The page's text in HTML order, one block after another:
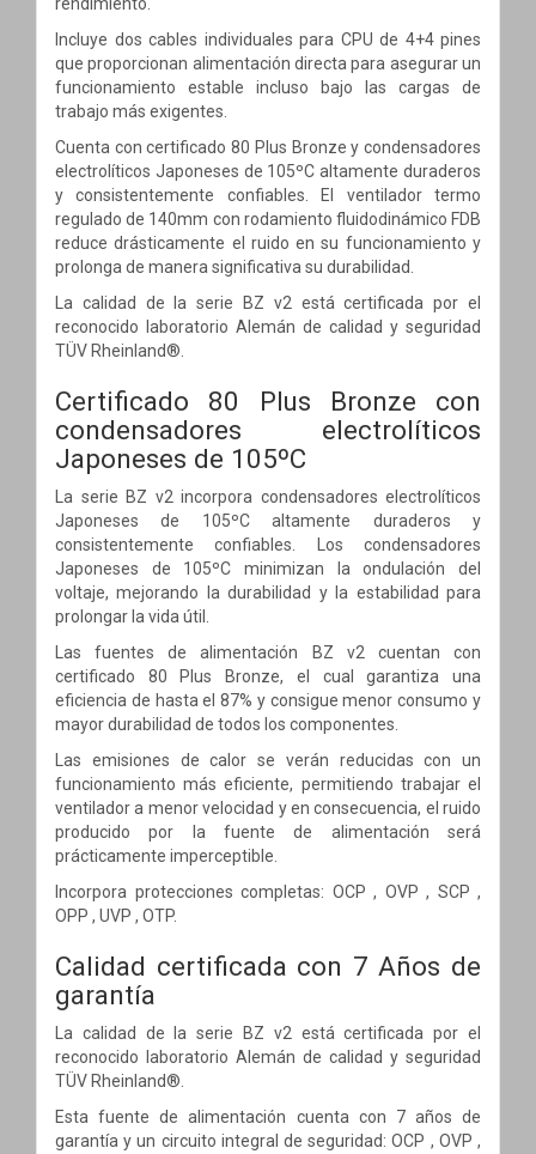
Incluye dos cables individuales para CPU de 4+4 pines
que proporcionan alimentación directa para asegurar un
funcionamiento estable incluso bajo las cargas de
trabajo más exigentes.
Cuenta con certificado 80 Plus Bronze y condensadores
electrolíticos Japoneses de 105ºC altamente duraderos
y consistentemente confiables. El ventilador termo
regulado de 140mm con rodamiento fluidodinámico FDB
reduce drásticamente el ruido en su funcionamiento y
prolonga de manera significativa su durabilidad.
La calidad de la serie BZ v2 está certificada por el
reconocido laboratorio Alemán de calidad y seguridad
TÜV Rheinland®.
Certificado 80 Plus Bronze con
condensadores electrolíticos
Japoneses de 105ºC
La serie BZ v2 incorpora condensadores electrolíticos
Japoneses de 105ºC altamente duraderos y
consistentemente confiables. Los condensadores
Japoneses de 105ºC minimizan la ondulación del
voltaje, mejorando la durabilidad y la estabilidad para
prolongar la vida útil.
Las fuentes de alimentación BZ v2 cuentan con
certificado 80 Plus Bronze, el cual garantiza una
eficiencia de hasta el 87% y consigue menor consumo y
mayor durabilidad de todos los componentes.
Las emisiones de calor se verán reducidas con un
funcionamiento más eficiente, permitiendo trabajar el
ventilador a menor velocidad y en consecuencia, el ruido
producido por la fuente de alimentación será
prácticamente imperceptible.
Incorpora protecciones completas: OCP , OVP , SCP ,
OPP , UVP , OTP.
Calidad certificada con 7 Años de
garantía
La calidad de la serie BZ v2 está certificada por el
reconocido laboratorio Alemán de calidad y seguridad
TÜV Rheinland®.
Esta fuente de alimentación cuenta con 7 años de
garantía y un circuito integral de seguridad: OCP , OVP ,